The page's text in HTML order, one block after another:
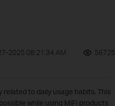
2025 08:21:34 AM
56725
to daily usage habits. This
while using MiFi products